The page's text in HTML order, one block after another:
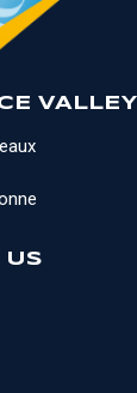
VALLEY
US